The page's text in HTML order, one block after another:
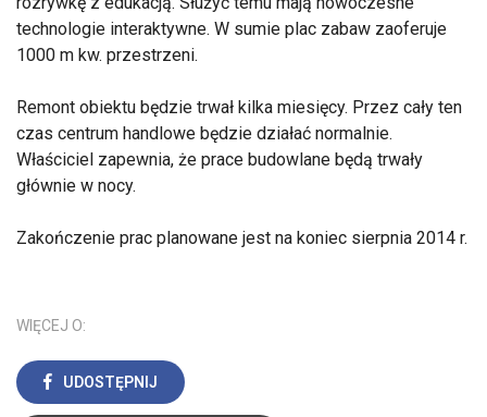
technologie interaktywne. W sumie plac zabaw zaoferuje
1000 m kw. przestrzeni.
Remont obiektu będzie trwał kilka miesięcy. Przez cały ten
czas centrum handlowe będzie działać normalnie.
Właściciel zapewnia, że prace budowlane będą trwały
głównie w nocy.
Zakończenie prac planowane jest na koniec sierpnia 2014 r.
WIĘCEJ O:
UDOSTĘPNIJ